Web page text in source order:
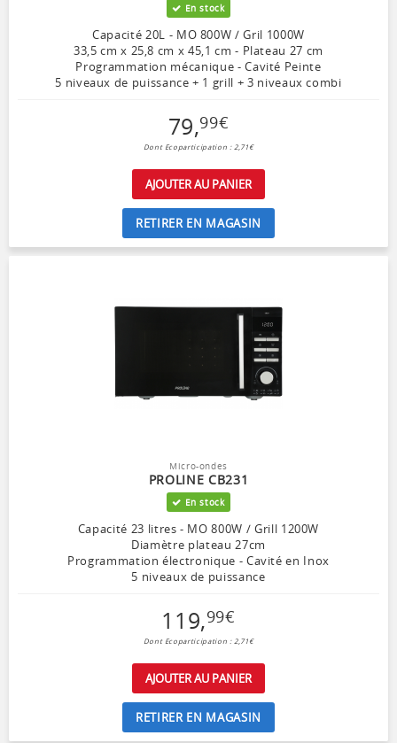
En stock
Capacité 20L - MO 800W / Gril 1000W
33,5 cm x 25,8 cm x 45,1 cm - Plateau 27 cm
Programmation mécanique - Cavité Peinte
5 niveaux de puissance + 1 grill + 3 niveaux combi
79,99€
Dont Ecoparticipation : 2,71€
AJOUTER AU PANIER
RETIRER EN MAGASIN
Micro-ondes
PROLINE CB231
En stock
Capacité 23 litres - MO 800W / Grill 1200W
Diamètre plateau 27cm
Programmation électronique - Cavité en Inox
5 niveaux de puissance
119,99€
Dont Ecoparticipation : 2,71€
AJOUTER AU PANIER
RETIRER EN MAGASIN